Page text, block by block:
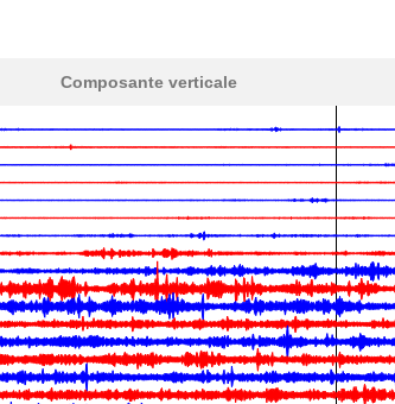
Composante verticale